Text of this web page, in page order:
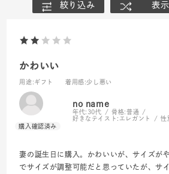
絞り込み 表
かわいい
用途 :ギフト 着用感 :少し悪い
no name
年代: 30代 骨格:普通
好きなテイスト: エレガント 性
妻の誕生日に購入。かわいいが、サイズが
でサイズが調整可能だと思っていたが、サ